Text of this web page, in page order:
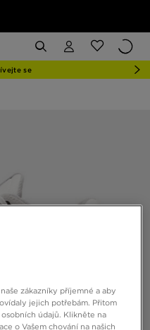
se
zákazníky příjemné a aby
jejich potřebám. Přitom
údajů. Klikněte na
o Vašem chování na našich